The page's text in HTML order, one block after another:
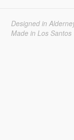
Designed in
Made in Los Santos